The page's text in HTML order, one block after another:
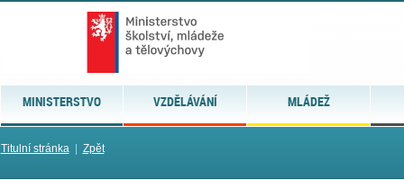
MINISTERSTVO VZDĚLÁVÁNÍ MLÁDEŽ
Titulní stránka| Zpět